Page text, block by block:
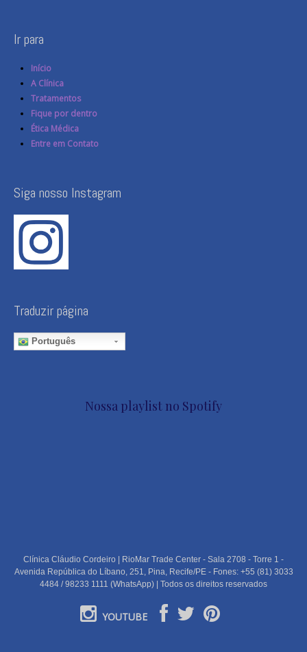
Ir para
Início
A Clínica
Tratamentos
Fique por dentro
Ética Médica
Entre em Contato
Siga nosso Instagram
Traduzir página
Português
Nossa playlist no Spotify
Clínica Cláudio Cordeiro | RioMar Trade Center - Sala 2708 - Torre 1 -
Avenida República do Líbano, 251, Pina, Recife/PE - Fones: +55 (81) 3033
4484 / 98233 1111 (WhatsApp) | Todos os direitos reservados
YOUTUBE